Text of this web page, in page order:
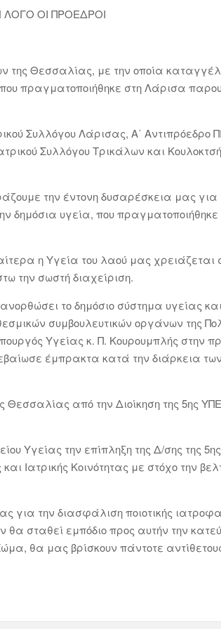
ΛΟΓΟ ΟΙ ΠΡΟΕΔΡΟΙ
Θεσσαλίας, με την οποία
πραγματοποιήθηκε στη Λάρισα
Συλλόγου Λάρισας, Α΄ Αντιπρόεδρο
Συλλόγου Τρικάλων και
την έντονη δυσαρέσκεια μας για
δημόσια υγεία, που
η Υγεία του λαού μας χρειάζεται
την σωστή διαχείριση.
το δημόσιο σύστημα υγείας και
συμβουλευτικών οργάνων της
Υγείας κ. Π. Κουρουμπλής στην
έμπρακτα κατά την διάρκεια
από την Διοίκηση της 5ης
Υγείας την επίπληξη της Δ/σης της
Ιατρικής Κοινότητας με στόχο την
την διασφάλιση ποιοτικής
σταθεί εμπόδιο προς αυτήν την
θα μας βρίσκουν πάντοτε